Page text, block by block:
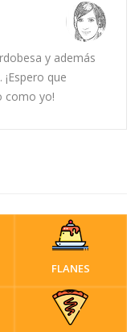
y además
que
como yo!
FLANES